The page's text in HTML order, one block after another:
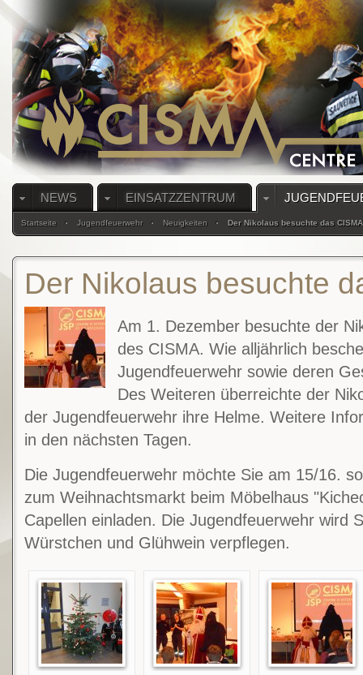
NEWS EINSATZZENTRUM
Startseite Jugendfeuerwehr Neuigkeiten Der Nikolaus besuchte das CISMA
Der Nikolaus besuchte
Am 1. Dezember besuchte der
des CISMA. Wie alljährlich
Jugendfeuerwehr sowie deren
Des Weiteren überreichte der
der Jugendfeuerwehr ihre Helme. Weitere
in den nächsten Tagen.
Die Jugendfeuerwehr möchte Sie am 15/16.
zum Weihnachtsmarkt beim Möbelhaus
Capellen einladen. Die Jugendfeuerwehr wird
Würstchen und Glühwein verpflegen.